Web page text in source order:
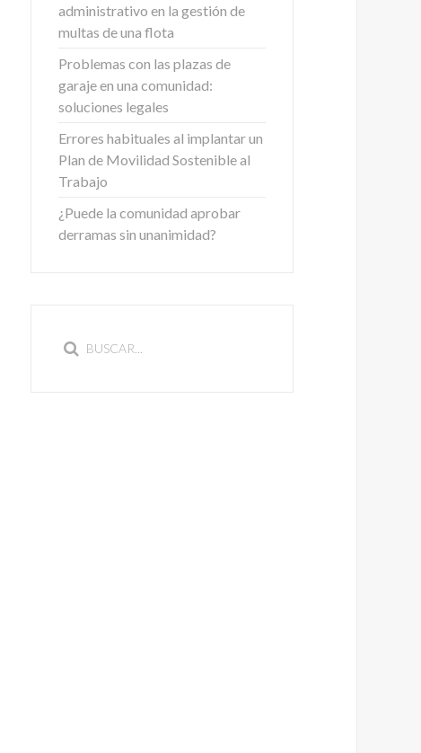
administrativo en la gestión de
multas de una flota
Problemas con las plazas de
garaje en una comunidad:
soluciones legales
Errores habituales al implantar un
Plan de Movilidad Sostenible al
Trabajo
¿Puede la comunidad aprobar
derramas sin unanimidad?